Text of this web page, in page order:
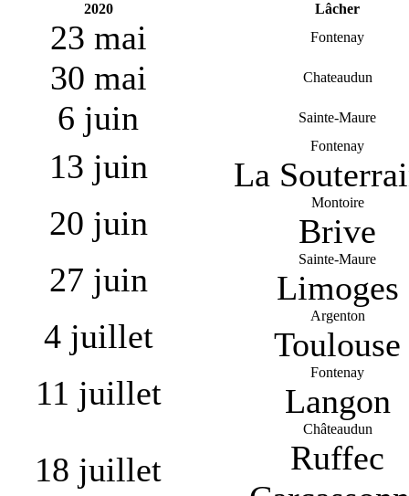
2020 Lâcher
23 mai Fontenay
30 mai Chateaudun
6 juin Sainte-Maure
13 juin
Fontenay
La
20 juin
Montoire
Brive
27 juin
Sainte-Maure
Limoges
4 juillet
Argenton
Toulouse
11 juillet
Fontenay
Langon
18 juillet
Châteaudun
Ruffec